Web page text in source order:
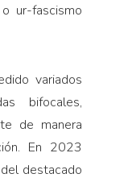
ur-fascismo
variados
bifocales,
de manera
En 2023
destacado